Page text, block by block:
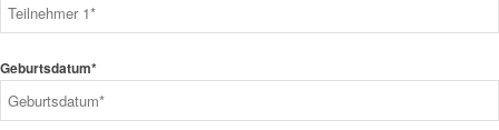
Geburtsdatum*